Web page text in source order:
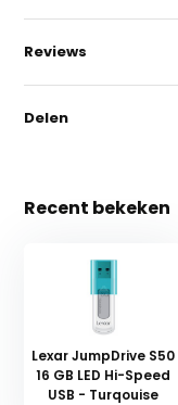
Reviews
Delen
Recent bekeken
Lexar JumpDrive S50
16 GB LED Hi-Speed
USB - Turqouise